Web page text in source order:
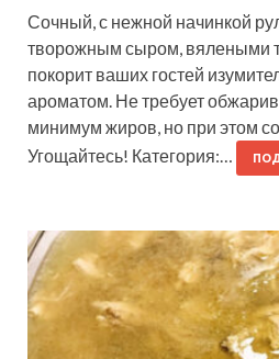
Сочный, с нежной начинкой
творожным сыром, вялеными
покорит ваших гостей
ароматом. Не требует
минимум жиров, но при этом
Угощайтесь! Категория:…